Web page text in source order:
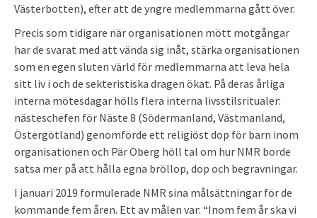
Västerbotten), efter att de yngre medlemmarna gått över.
Precis som tidigare när organisationen mött motgångar
har de svarat med att vända sig inåt, stärka organisationen
som en egen sluten värld för medlemmarna att leva hela
sitt liv i och de sekteristiska dragen ökat. På deras årliga
interna mötesdagar hölls flera interna livsstilsritualer:
nästeschefen för Näste 8 (Södermanland, Västmanland,
Östergötland) genomförde ett religiöst dop för barn inom
organisationen och Pär Öberg höll tal om hur NMR borde
satsa mer på att hålla egna bröllop, dop och begravningar.
I januari 2019 formulerade NMR sina målsättningar för de
kommande fem åren. Ett av målen var: “Inom fem år ska vi